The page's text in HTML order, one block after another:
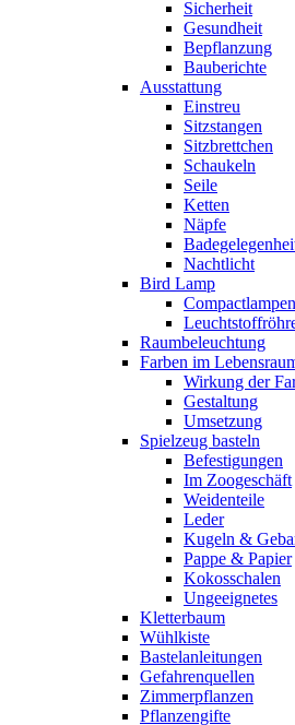
Sicherheit
Gesundheit
Bepflanzung
Bauberichte
Ausstattung
Einstreu
Sitzstangen
Sitzbrettchen
Schaukeln
Seile
Ketten
Näpfe
Nachtlicht
Bird Lamp
Compactlampen
Raumbeleuchtung
Farben im
Wirkung der
Gestaltung
Umsetzung
Spielzeug basteln
Befestigungen
Im Zoogeschäft
Weidenteile
Leder
Kugeln &
Pappe & Papier
Kokosschalen
Ungeeignetes
Kletterbaum
Wühlkiste
Bastelanleitungen
Gefahrenquellen
Zimmerpflanzen
Pflanzengifte